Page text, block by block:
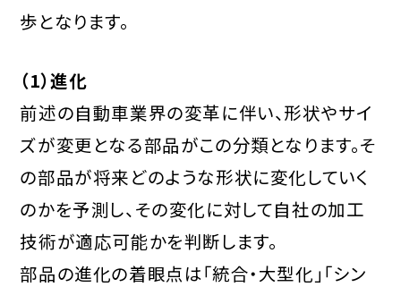
歩となります。
（1）進化
前述の自動車業界の変革に伴い、形状やサイ
ズが変更となる部品がこの分類となります。そ
の部品が将来どのような形状に変化していく
のかを予測し、その変化に対して自社の加工
技術が適応可能かを判断します。
部品の進化の着眼点は「統合・大型化」「シン